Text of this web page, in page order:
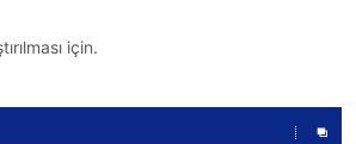
için.